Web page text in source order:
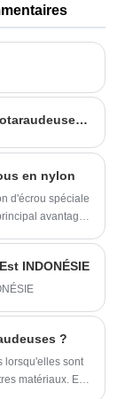
du Sud,
du Sud-Est,
L'entreprise
produits,
devenir un
Révéler les caractéristiques des vis autotaraudeuses en acier inoxydable
en nylon
d'écrou spéciale
avantage
de contact
à l'écrou
INDONÉSIE
?
lorsqu'elles sont
matériaux. En